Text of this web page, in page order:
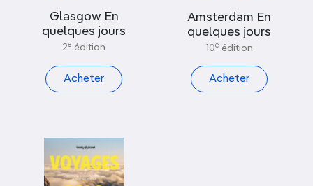
Glasgow En
quelques jours
2e édition
Acheter
Amsterdam En
quelques jours
10e édition
Acheter